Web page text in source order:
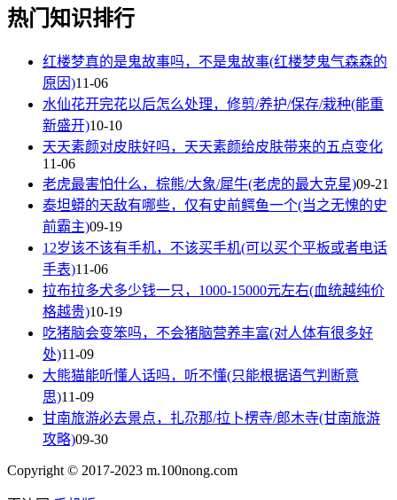
热门知识排行
红楼梦真的是鬼故事吗，不是鬼故事(红楼梦鬼气森森的
原因)11-06
水仙花开完花以后怎么处理，修剪/养护/保存/栽种(能重
新盛开)10-10
天天素颜对皮肤好吗，天天素颜给皮肤带来的五点变化
11-06
老虎最害怕什么，棕熊/大象/犀牛(老虎的最大克星)09-21
泰坦蟒的天敌有哪些，仅有史前鳄鱼一个(当之无愧的史
前霸主)09-19
12岁该不该有手机，不该买手机(可以买个平板或者电话
手表)11-06
拉布拉多犬多少钱一只，1000-15000元左右(血统越纯价
格越贵)10-19
吃猪脑会变笨吗，不会猪脑营养丰富(对人体有很多好
处)11-09
大熊猫能听懂人话吗，听不懂(只能根据语气判断意
思)11-09
甘南旅游必去景点，扎尕那/拉卜楞寺/郎木寺(甘南旅游
攻略)09-30
Copyright © 2017-2023 m.100nong.com